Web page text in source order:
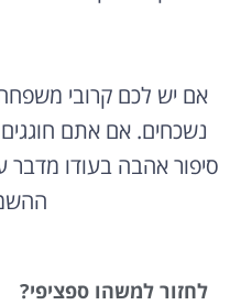
אם יש לכם קרובי
נשכחים. אם אתם
סיפור אהבה בעודו
לחזור למשהו ספציפי?